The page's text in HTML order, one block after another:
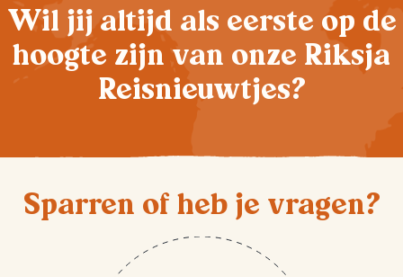
Wil jij altijd als eerste op de
hoogte zijn van onze Riksja
Reisnieuwtjes?
Sparren of heb je vragen?